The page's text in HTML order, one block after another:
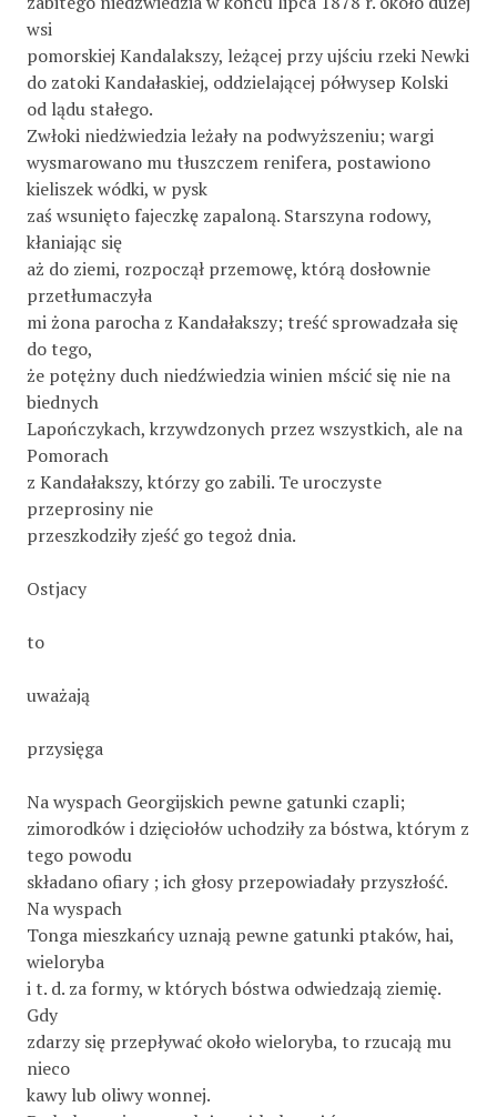
wsi
pomorskiej Kandalakszy, leżącej przy ujściu rzeki Newki
do zatoki Kandałaskiej, oddzielającej półwysep Kolski
od lądu stałego.
Zwłoki niedżwiedzia leżały na podwyższeniu; wargi
wysmarowano mu tłuszczem renifera, postawiono
kieliszek wódki, w pysk
zaś wsunięto fajeczkę zapaloną. Starszyna rodowy,
kłaniając się
aż do ziemi, rozpoczął przemowę, którą dosłownie
przetłumaczyła
mi żona parocha z Kandałakszy; treść sprowadzała się
do tego,
że potężny duch niedźwiedzia winien mścić się nie na
biednych
Lapończykach, krzywdzonych przez wszystkich, ale na
Pomorach
z Kandałakszy, którzy go zabili. Te uroczyste
przeprosiny nie
przeszkodziły zjeść go tegoż dnia.
Ostjacy
to
uważają
przysięga
Na wyspach Georgijskich pewne gatunki czapli;
zimorodków i dzięciołów uchodziły za bóstwa, którym z
tego powodu
składano ofiary ; ich głosy przepowiadały przyszłość.
Na wyspach
Tonga mieszkańcy uznają pewne gatunki ptaków, hai,
wieloryba
i t. d. za formy, w których bóstwa odwiedzają ziemię.
Gdy
zdarzy się przepływać około wieloryba, to rzucają mu
nieco
kawy lub oliwy wonnej.